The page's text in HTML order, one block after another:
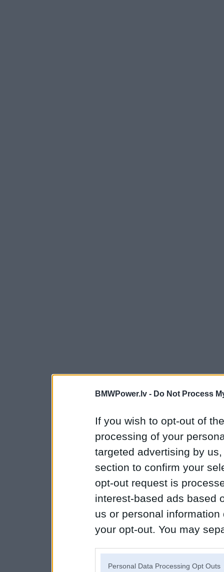
BMWPower.lv - Do Not Process
If you wish to opt-out of
processing of your
targeted advertising by
section to confirm your
opt-out request is
interest-based ads based
us or personal
your opt-out. You may
Personal Data Processing Opt Outs